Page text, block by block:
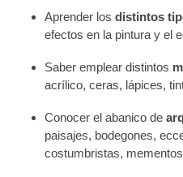
Aprender losdistintos
efectos en la pintura y el
Saber emplear distintos
acrílico, ceras, lápices,
Conocer el abanico de
paisajes, bodegones,
costumbristas,